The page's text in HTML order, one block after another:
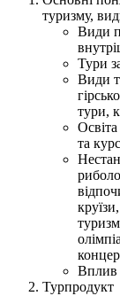
туризму,
Види
Тури
Види
тури,
та
Вплив
Турпродукт